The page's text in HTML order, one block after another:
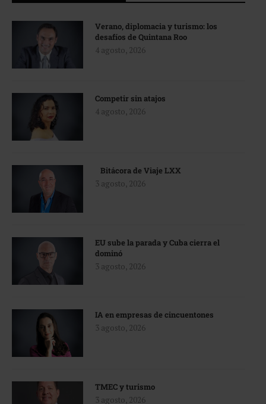
Verano, diplomacia y turismo: los
desafíos de Quintana Roo
4 agosto, 2026
Competir sin atajos
4 agosto, 2026
Bitácora de Viaje LXX
3 agosto, 2026
EU sube la parada y Cuba cierra el
dominó
3 agosto, 2026
IA en empresas de cincuentones
3 agosto, 2026
TMEC y turismo
3 agosto, 2026